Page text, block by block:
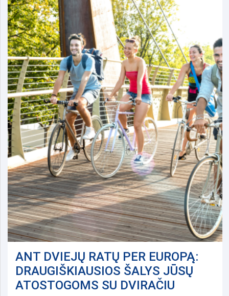
ANT DVIEJŲ RATŲ PER EUROPĄ:
DRAUGIŠKIAUSIOS ŠALYS JŪSŲ
ATOSTOGOMS SU DVIRAČIU